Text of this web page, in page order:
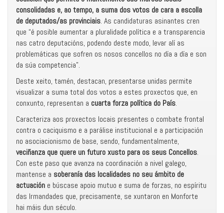
consolidadas e, ao tempo, a suma dos votos de cara a escolla
de deputados/as provinciais. As candidaturas asinantes cren
que “é posible aumentar a pluralidade política e a transparencia
nas catro deputacións, podendo deste modo, levar alí as
problemáticas que sofren os nosos concellos no día a día e son
da súa competencia”.
Deste xeito, tamén, destacan, presentarse unidas permite
visualizar a suma total dos votos a estes proxectos que, en
conxunto, representan a cuarta forza política do País.
Caracteriza aos proxectos locais presentes o combate frontal
contra o caciquismo e a parálise institucional e a participación
no asociacionismo de base, sendo, fundamentalmente,
veciñanza que quere un futuro xusto para os seus Concellos.
Con este paso que avanza na coordinación a nivel galego,
mantense a soberanía das localidades no seu ámbito de
actuación e búscase apoio mutuo e suma de forzas, no espíritu
das Irmandades que, precisamente, se xuntaron en Monforte
hai máis dun século.